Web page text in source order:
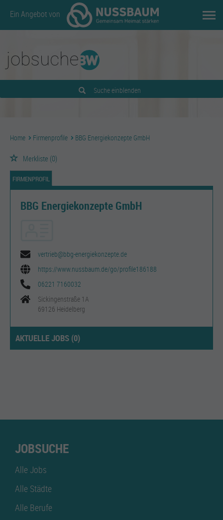
Ein Angebot von
Suche einblenden
Home Firmenprofile BBG Energiekonzepte GmbH
Merkliste (0)
FIRMENPROFIL
BBG Energiekonzepte GmbH
vertrieb@bbg-energiekonzepte.de
https://www.nussbaum.de/go/profile186188
06221 7160032
Sickingenstraße 1A
69126 Heidelberg
AKTUELLE JOBS (0)
JOBSUCHE
Alle Jobs
Alle Städte
Alle Berufe